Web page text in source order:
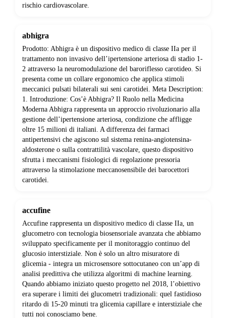
rischio cardiovascolare.
abhigra
Prodotto: Abhigra è un dispositivo medico di classe IIa per il
trattamento non invasivo dell’ipertensione arteriosa di stadio 1-
2 attraverso la neuromodulazione del baroriflesso carotideo. Si
presenta come un collare ergonomico che applica stimoli
meccanici pulsati bilaterali sui seni carotidei. Meta Description:
1. Introduzione: Cos’è Abhigra? Il Ruolo nella Medicina
Moderna Abhigra rappresenta un approccio rivoluzionario alla
gestione dell’ipertensione arteriosa, condizione che affligge
oltre 15 milioni di italiani. A differenza dei farmaci
antipertensivi che agiscono sul sistema renina-angiotensina-
aldosterone o sulla contrattilità vascolare, questo dispositivo
sfrutta i meccanismi fisiologici di regolazione pressoria
attraverso la stimolazione meccanosensibile dei barocettori
carotidei.
accufine
Accufine rappresenta un dispositivo medico di classe IIa, un
glucometro con tecnologia biosensoriale avanzata che abbiamo
sviluppato specificamente per il monitoraggio continuo del
glucosio interstiziale. Non è solo un altro misuratore di
glicemia - integra un microsensore sottocutaneo con un’app di
analisi predittiva che utilizza algoritmi di machine learning.
Quando abbiamo iniziato questo progetto nel 2018, l’obiettivo
era superare i limiti dei glucometri tradizionali: quel fastidioso
ritardo di 15-20 minuti tra glicemia capillare e interstiziale che
tutti noi conosciamo bene.